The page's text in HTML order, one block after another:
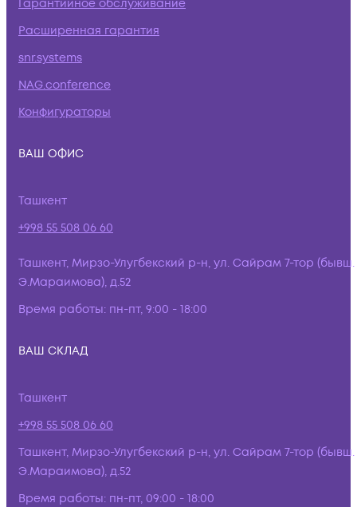
Гарантийное обслуживание
Расширенная гарантия
snr.systems
NAG.conference
Конфигураторы
ВАШ ОФИС
Ташкент
+998 55 508 06 60
Ташкент, Мирзо-Улугбекский р-н, ул. Сайрам 7-тор (бывш.
Э.Мараимова), д.52
Время работы: пн-пт, 9:00 - 18:00
ВАШ СКЛАД
Ташкент
+998 55 508 06 60
Ташкент, Мирзо-Улугбекский р-н, ул. Сайрам 7-тор (бывш.
Э.Мараимова), д.52
Время работы: пн-пт, 09:00 - 18:00